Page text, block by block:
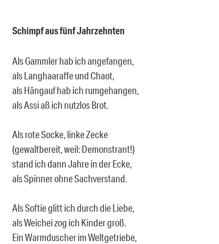
Schimpf aus fünf Jahrzehnten
Als Gammler hab ich angefangen,
als Langhaaraffe und Chaot,
als Hängauf hab ich rumgehangen,
als Assi aß ich nutzlos Brot.
Als rote Socke, linke Zecke
(gewaltbereit, weil: Demonstrant!)
stand ich dann Jahre in der Ecke,
als Spinner ohne Sachverstand.
Als Softie glitt ich durch die Liebe,
als Weichei zog ich Kinder groß.
Ein Warmduscher im Weltgetriebe,